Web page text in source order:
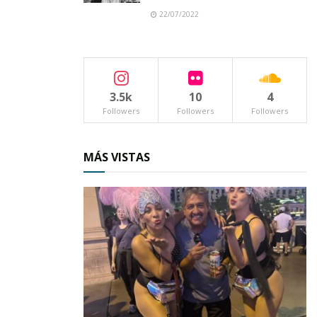
fallecida en días recientes, pero también para
saldar el déficit que existe en el nosocomio.
Dos profesionistas de la salud jóvenes y con muchas
ganas de trabajar se incorporan al Centro de Salud
22/07/2022
3.5k
Followers
10
Followers
4
Followers
MÁS VISTAS